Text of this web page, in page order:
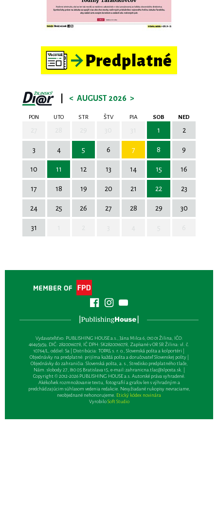
< AUGUST 2026 >
PON UTO STR ŠTV PIA SOB NED
1 2
3 4 5 6 7 8 9
10 11 12 13 14 15 16
17 18 19 20 21 22 23
24 25 26 27 28 29 30
31
Vydavateľsťvo: PUBLISHING HOUSE a.s., Jána Milca 6, 010 01 Žilina, IČO:
46495959, DIČ: 2820016078, IČ DPH: SK2820016078, Zapísané v OR SR Žilina: vl. č.
10764/L, oddiel: Sa | Distribúcia: TOPAS, s. r. o., Slovenská pošta a kolportéri |
Objednávky na predplatné: prijíma každá pošta a doručovateľ Slovenskej pošty |
Objednávky do zahraničia: Slovenská pošta, a. s., Stredisko predplatného tlače,
Nám. slobody 27, 810 05 Bratislava 15, e-mail:zahranicna.tlac@slposta.sk. |
Copyright © 2012-2026 PUBLISHING HOUSE a.s. Autorské práva vyhradené.
Akékoľvek rozmnožovanie textu, fotografií a grafov len s výhradným a
predchádzajúcim súhlasom vedenia redakcie. Nevyžiadané rukopisy nevraciame,
neobjednané nehonorujeme. Etický kódex novinára
VyrobiloSoft Studio